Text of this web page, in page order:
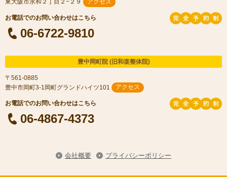
06-6722-9810
豊中岡町院 (旧和楽整体院)
〒561-0885
豊中市岡町3-1岡町グランドハイツ101
アクセス
06-4867-4373
会社概要 プライバシーポリシー